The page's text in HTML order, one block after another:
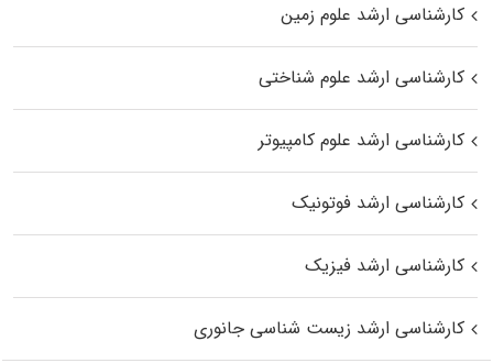
کارشناسی ارشد علوم زمین
کارشناسی ارشد علوم شناختی
کارشناسی ارشد علوم کامپیوتر
کارشناسی ارشد فوتونیک
کارشناسی ارشد فیزیک
کارشناسی ارشد زیست‌ شناسی جانوری